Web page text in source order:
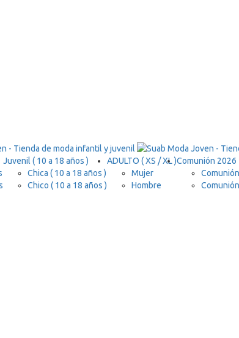
Juvenil ( 10 a 18 años )
Chica ( 10 a 18 años )
Chico ( 10 a 18 años )
ADULTO ( XS / XL )
Mujer
Hombre
Comunión 2026